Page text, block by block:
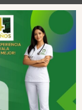
| Todos los